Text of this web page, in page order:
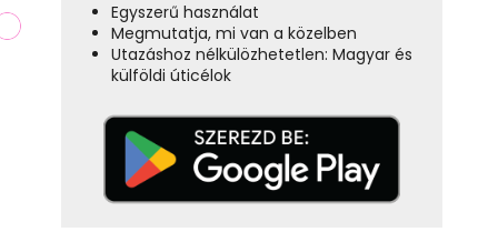
Egyszerű használat
Megmutatja, mi van a közelben
Utazáshoz nélkülözhetetlen: Magyar és
külföldi úticélok